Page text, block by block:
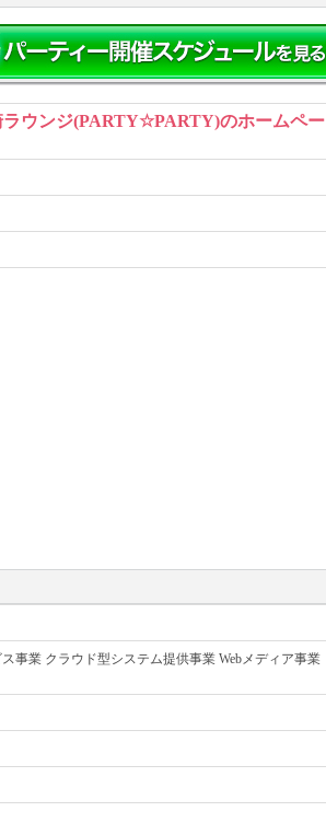
ウンジ(PARTY☆PARTY)のホームペー
事業 クラウド型システム提供事業 Webメディア事業